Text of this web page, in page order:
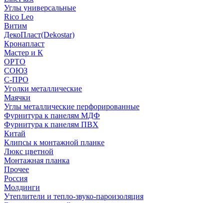
Углы универсальные
Rico Leo
Витим
ДекоПласт(Dekostar)
Кронапласт
Мастер и К
ОРТО
СОЮЗ
С-ПРО
Уголки металлические
Маячки
Углы металлические перфорированные
Фурнитура к панелям МДФ
Фурнитура к панелям ПВХ
Китай
Клипсы к монтажной планке
Люкс цветной
Монтажная планка
Прочее
Россия
Молдинги
Утеплители и тепло-звуко-пароизоляция